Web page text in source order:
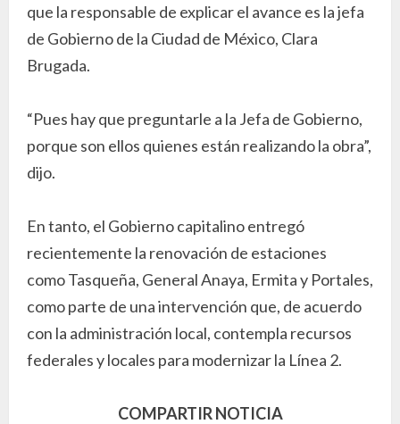
que la responsable de explicar el avance es la jefa
de Gobierno de la Ciudad de México, Clara
Brugada.
“Pues hay que preguntarle a la Jefa de Gobierno,
porque son ellos quienes están realizando la obra”,
dijo.
En tanto, el Gobierno capitalino entregó
recientemente la renovación de estaciones
como Tasqueña, General Anaya, Ermita y Portales,
como parte de una intervención que, de acuerdo
con la administración local, contempla recursos
federales y locales para modernizar la Línea 2.
COMPARTIR NOTICIA